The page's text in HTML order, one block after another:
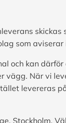
skickas
som aviserar
och kan
vägg. När vi
levereras
Stockholm.